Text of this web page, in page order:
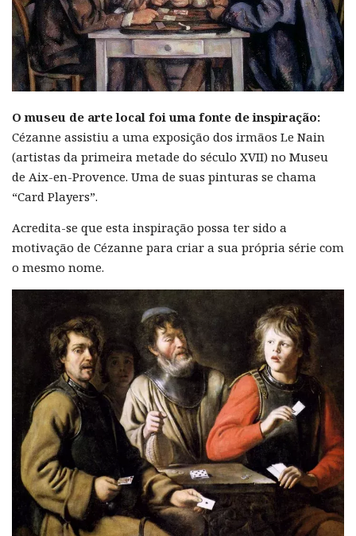
O museu de arte local foi uma fonte de inspiração:
Cézanne assistiu a uma exposição dos irmãos Le Nain
(artistas da primeira metade do século XVII) no Museu
de Aix-en-Provence. Uma de suas pinturas se chama
“Card Players”.
Acredita-se que esta inspiração possa ter sido a
motivação de Cézanne para criar a sua própria série com
o mesmo nome.